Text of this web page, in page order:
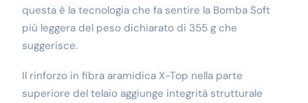
questa è la tecnologia che fa sentire la Bomba Soft
più leggera del peso dichiarato di 355 g che
suggerisce.
Il rinforzo in fibra aramidica X-Top nella parte
superiore del telaio aggiunge integrità strutturale